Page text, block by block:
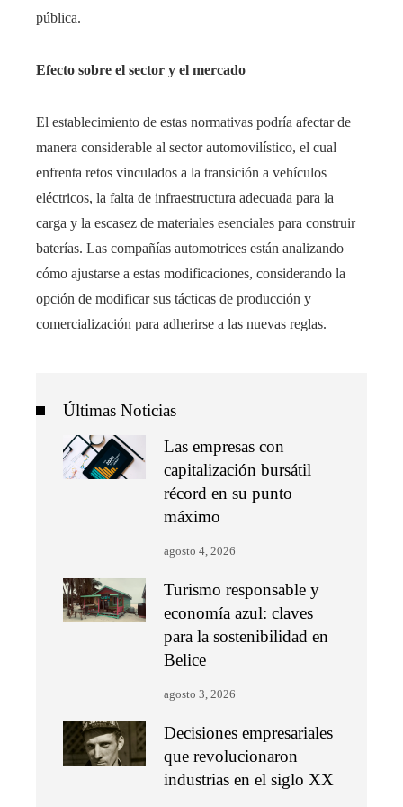
pública.​
Efecto sobre el sector y el mercado
El establecimiento de estas normativas podría afectar de
manera considerable al sector automovilístico, el cual
enfrenta retos vinculados a la transición a vehículos
eléctricos, la falta de infraestructura adecuada para la
carga y la escasez de materiales esenciales para construir
baterías. Las compañías automotrices están analizando
cómo ajustarse a estas modificaciones, considerando la
opción de modificar sus tácticas de producción y
comercialización para adherirse a las nuevas reglas.
Últimas Noticias
Las empresas con
capitalización bursátil
récord en su punto
máximo
agosto 4, 2026
Turismo responsable y
economía azul: claves
para la sostenibilidad en
Belice
agosto 3, 2026
Decisiones empresariales
que revolucionaron
industrias en el siglo XX